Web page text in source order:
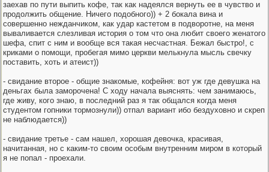
заехав по пути выпить кофе, так как надеялся вернуть ее в чувство и
продолжить общение. Ничего подобного)) + 2 бокала вина и
совершенно нежданчиком, как удар кастетом в подворотне, на меня
вываливается слезливая история о том что она любит своего женатого
шефа, спит с ним и вообще вся такая несчастная. Бежал быстро!, с
криками о помощи, пробегая мимо церкви мелькнула мысль свечку
поставить, хоть и атеист))
- свидание второе - общие знакомые, кофейня: вот уж где девушка на
деньгах была заморочена! С ходу начала выяснять: чем занимаюсь,
где живу, кого знаю, в последний раз я так общался когда меня
студентом гопники тормознули)) отпал вариант ибо бездуховно и скреп
не наблюдается))
- свидание третье - сам нашел, хорошая девочка, красивая,
начитанная, но с каким-то своим особым внутренним миром в который
я не попал - проехали.